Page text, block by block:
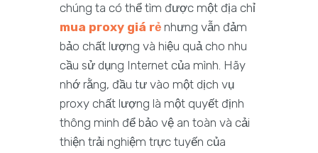
chúng ta có thể tìm được một địa chỉ
mua proxy giá rẻ nhưng vẫn đảm
bảo chất lượng và hiệu quả cho nhu
cầu sử dụng Internet của mình. Hãy
nhớ rằng, đầu tư vào một dịch vụ
proxy chất lượng là một quyết định
thông minh để bảo vệ an toàn và cải
thiện trải nghiệm trực tuyến của